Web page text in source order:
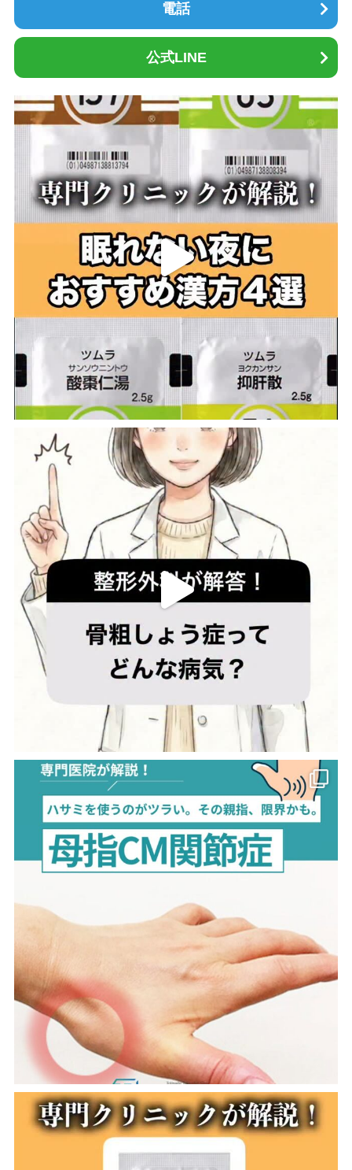
電話
公式LINE